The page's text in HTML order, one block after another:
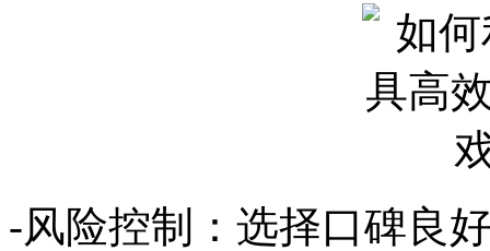
-风险控制：选择口碑良